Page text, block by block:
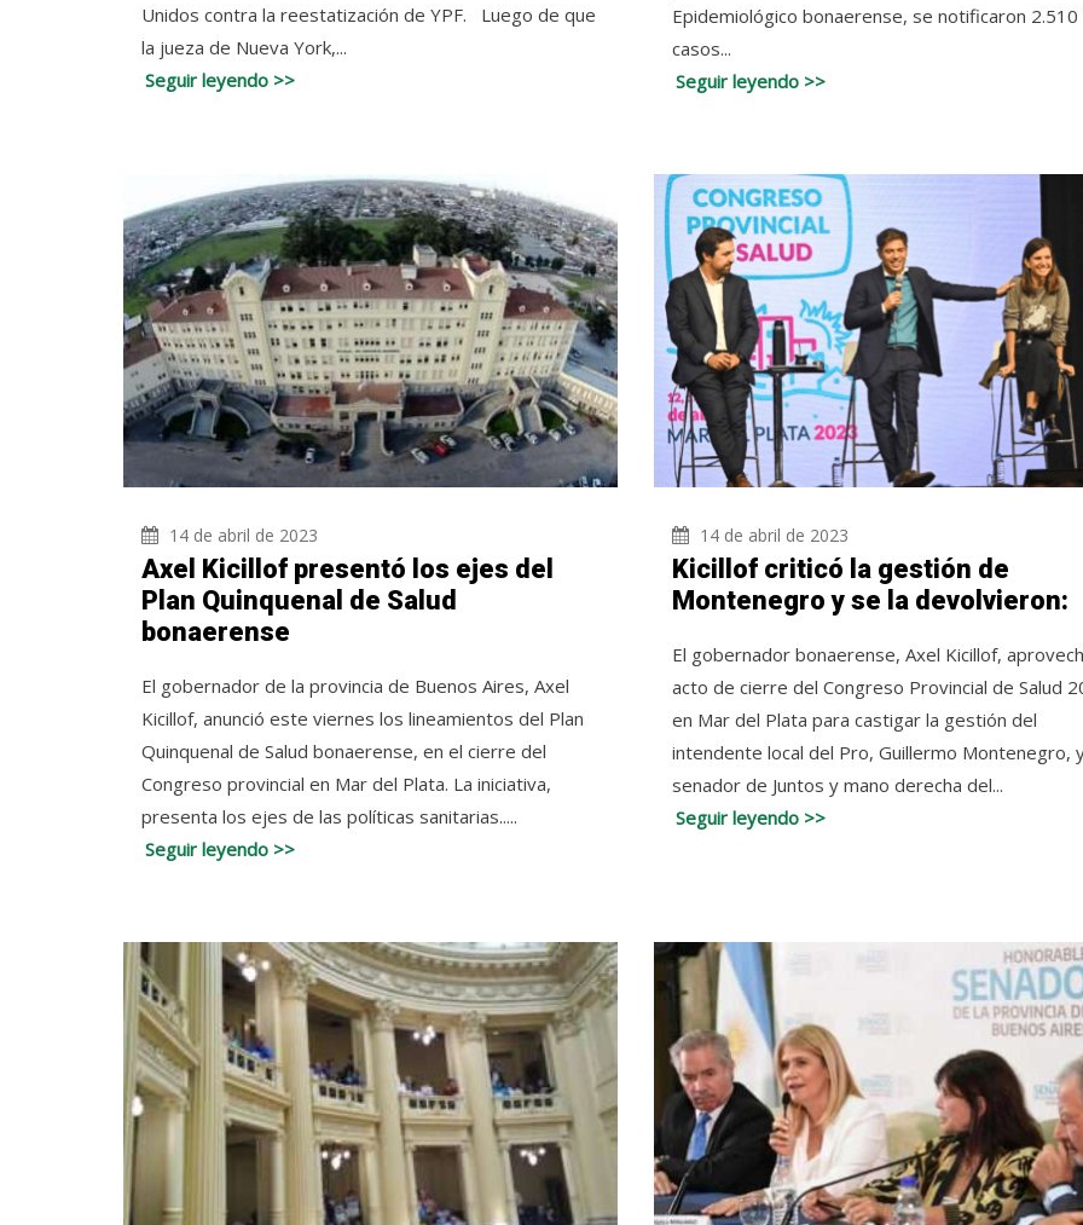
Unidos contra la reestatización de YPF. Luego de que
la jueza de Nueva York,...
Seguir leyendo >>
Epidemiológico bonaerense, se notificaron 2.510
casos...
Seguir leyendo >>
14 de abril de 2023
Axel Kicillof presentó los ejes del
Plan Quinquenal de Salud
bonaerense
El gobernador de la provincia de Buenos Aires, Axel
Kicillof, anunció este viernes los lineamientos del Plan
Quinquenal de Salud bonaerense, en el cierre del
Congreso provincial en Mar del Plata. La iniciativa,
presenta los ejes de las políticas sanitarias.....
Seguir leyendo >>
14 de abril de 2023
Kicillof criticó la gestión de
Montenegro y se la devolvieron:
El gobernador bonaerense, Axel Kicillof,
acto de cierre del Congreso Provincial de Salud
en Mar del Plata para castigar la gestión del
intendente local del Pro, Guillermo Montenegro,
senador de Juntos y mano derecha del...
Seguir leyendo >>